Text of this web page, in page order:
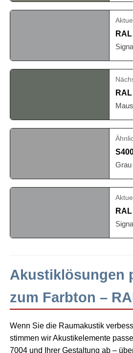
Grau
Akustiklösungen
zum Farbton –
Wenn Sie die Raumakustik
stimmen wir Akustikelemente
7004 und Ihrer Gestaltung ab –